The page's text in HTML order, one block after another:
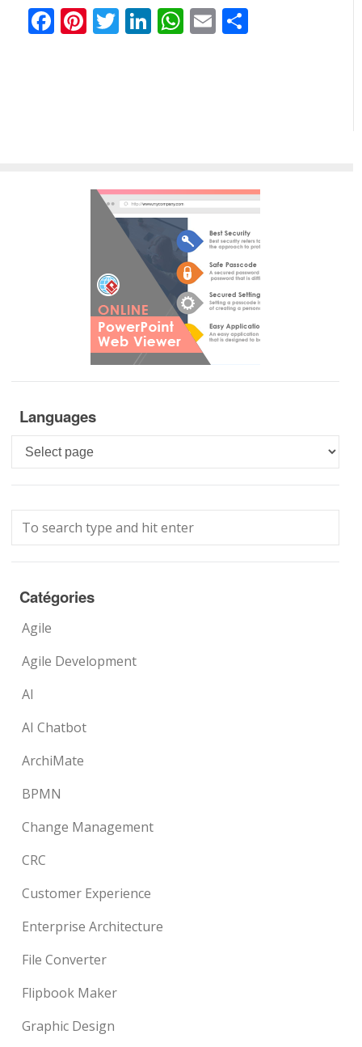
Facebook
Pinterest
Twitter
LinkedIn
WhatsApp
Email
Languages
Languages
Catégories
Agile
Agile Development
AI
AI Chatbot
ArchiMate
BPMN
Change Management
CRC
Customer Experience
Enterprise Architecture
File Converter
Flipbook Maker
Graphic Design